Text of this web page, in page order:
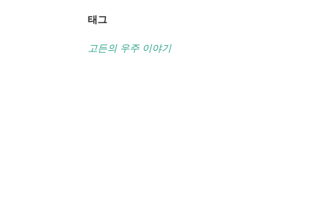
태그
고든의 우주 이야기